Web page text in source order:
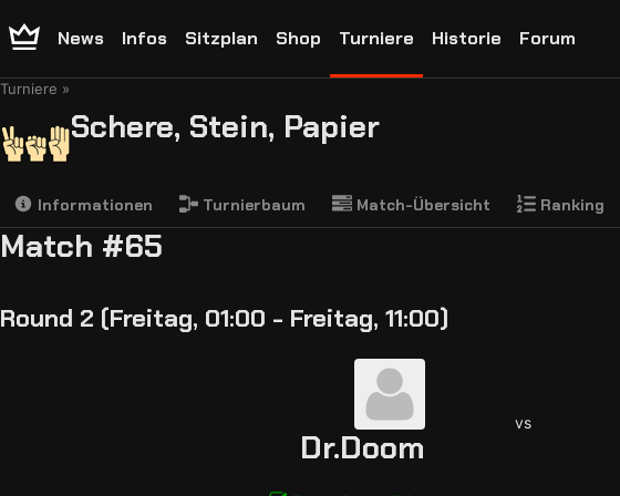
News Infos Sitzplan Shop Turniere Historie Forum
Turniere
Schere, Stein, Papier
Informationen Turnierbaum Match-Übersicht Ranking
Match #65
Round 2 (Freitag, 01:00 - Freitag, 11:00)
Dr.Doom
vs